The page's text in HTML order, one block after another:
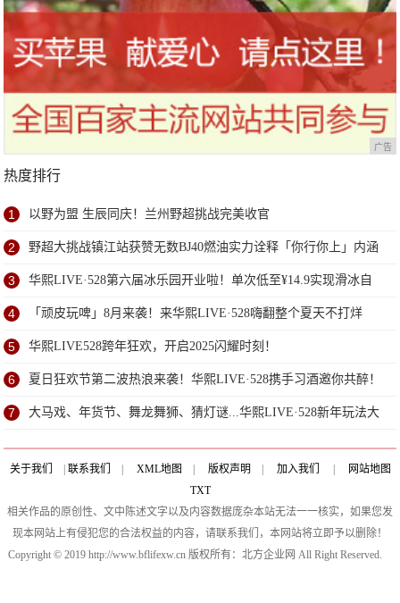
广告
热度排行
1 以野为盟 生辰同庆！兰州野超挑战完美收官
2 野超大挑战镇江站获赞无数BJ40燃油实力诠释「你行你上」内涵
3 华熙LIVE·528第六届冰乐园开业啦！单次低至¥14.9实现滑冰自
由！
4 「顽皮玩啤」8月来袭！来华熙LIVE·528嗨翻整个夏天不打烊
5 华熙LIVE528跨年狂欢，开启2025闪耀时刻！
6 夏日狂欢节第二波热浪来袭！华熙LIVE·528携手习酒邀你共醉！
7 大马戏、年货节、舞龙舞狮、猜灯谜...华熙LIVE·528新年玩法大
关于我们 | 联系我们 | XML地图 | 版权声明 | 加入我们 |
网站地图
TXT
相关作品的原创性、文中陈述文字以及内容数据庞杂本站无法一一核实，如果您发
现本网站上有侵犯您的合法权益的内容，请联系我们，本网站将立即予以删除！
Copyright © 2019 http://www.bflifexw.cn 版权所有：北方企业网 All Right Reserved.